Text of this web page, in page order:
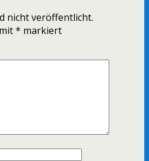
nicht veröffentlicht.
* markiert